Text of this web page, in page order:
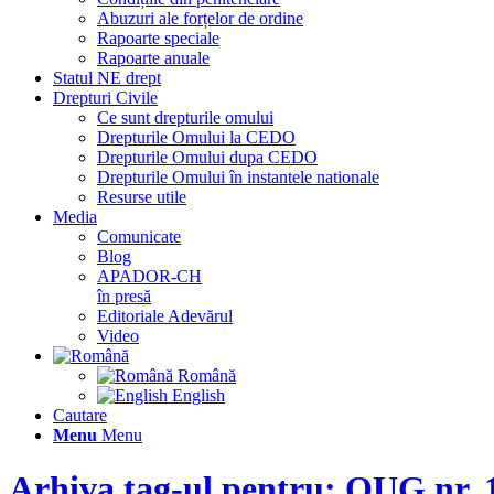
Abuzuri ale forțelor de ordine
Rapoarte speciale
Rapoarte anuale
Statul NE drept
Drepturi Civile
Ce sunt drepturile omului
Drepturile Omului la CEDO
Drepturile Omului dupa CEDO
Drepturile Omului în instantele nationale
Resurse utile
Media
Comunicate
Blog
APADOR-CH
în presă
Editoriale Adevărul
Video
Română
English
Cautare
Menu Menu